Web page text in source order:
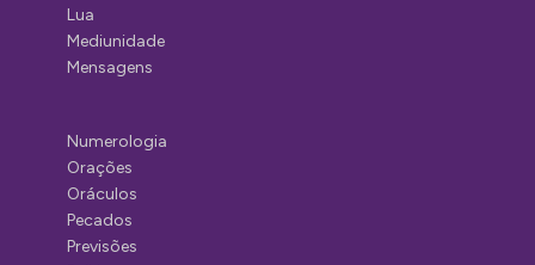
Lua
Mediunidade
Mensagens
Numerologia
Orações
Oráculos
Pecados
Previsões